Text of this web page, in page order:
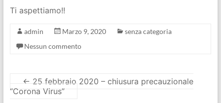
Ti aspettiamo!!
admin Marzo 9, 2020
senza categoria
Nessun commento
← 25 febbraio 2020 – chiusura precauzionale
“Corona Virus”